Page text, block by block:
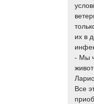
их в
- Мы
Все